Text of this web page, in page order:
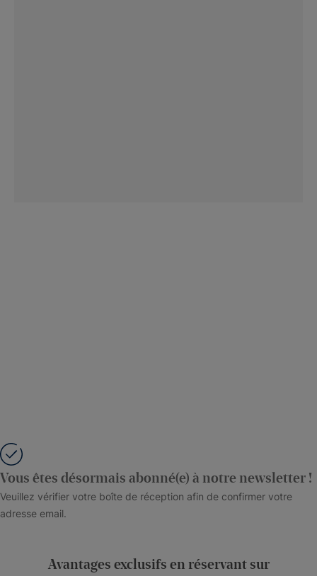
Vous êtes désormais abonné(e) à notre newsletter !
Veuillez vérifier votre boîte de réception afin de confirmer votre
adresse email.
Avantages exclusifs en réservant sur